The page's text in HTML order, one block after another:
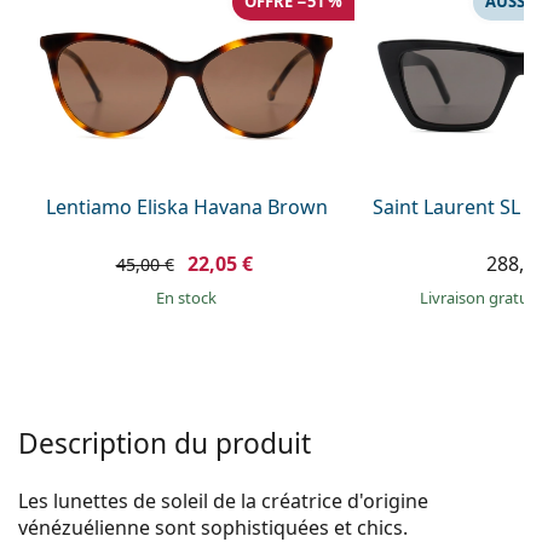
Prada
Toutes les marques
Lentiamo Eliska Havana Brown
45,00 € 22,05 €
en stock
Saint Laurent SL
Livraison
Description du produit
Les lunettes de soleil de la créatrice d'origine
vénézuélienne sont sophistiquées et chics.